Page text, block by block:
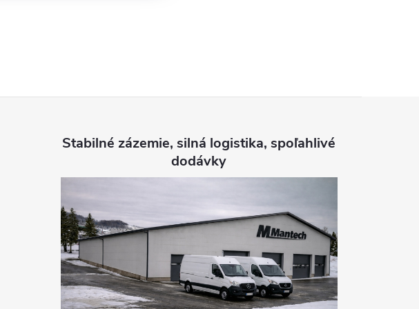
Stabilné zázemie, silná logistika, spoľahlivé
dodávky